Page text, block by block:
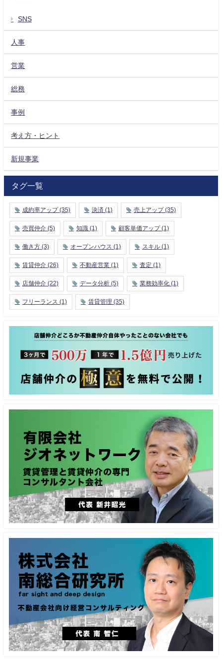
SNS
人事
営業
総務
事例
考え方・ヒント
新規事業
タグ一覧
成約率アップ (35) 決済 (1) 売上アップ (35)
売買仲介 (5) 知識 (1) 顧客単価アップ (1)
働き方 (3) オープンハウス (1) スキル (1)
賃貸仲介 (26) 不動産営業 (1) 査定 (1)
店舗仲介 (22) データ分析 (5) 業務効率化 (1)
フリーランス (1) 賃貸管理 (35)